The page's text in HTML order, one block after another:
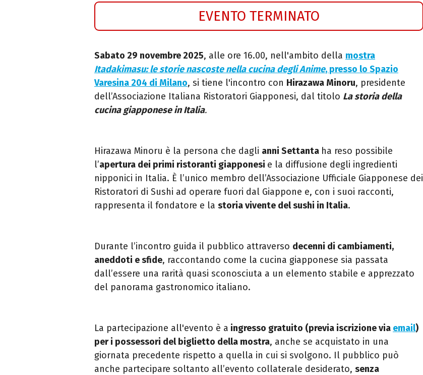
EVENTO TERMINATO
Sabato 29 novembre 2025, alle ore 16.00, nell'ambito della mostra
Itadakimasu: le storie nascoste nella cucina degli Anime, presso lo Spazio
Varesina 204 di Milano, si tiene l'incontro con Hirazawa Minoru, presidente
dell’Associazione Italiana Ristoratori Giapponesi, dal titolo La storia della
cucina giapponese in Italia.
Hirazawa Minoru è la persona che dagli anni Settanta ha reso possibile
l’apertura dei primi ristoranti giapponesi e la diffusione degli ingredienti
nipponici in Italia. È l’unico membro dell’Associazione Ufficiale Giapponese dei
Ristoratori di Sushi ad operare fuori dal Giappone e, con i suoi racconti,
rappresenta il fondatore e la storia vivente del sushi in Italia.
Durante l’incontro guida il pubblico attraverso decenni di cambiamenti,
aneddoti e sfide, raccontando come la cucina giapponese sia passata
dall’essere una rarità quasi sconosciuta a un elemento stabile e apprezzato
del panorama gastronomico italiano.
La partecipazione all'evento è a ingresso gratuito (previa iscrizione via email)
per i possessori del biglietto della mostra, anche se acquistato in una
giornata precedente rispetto a quella in cui si svolgono. Il pubblico può
anche partecipare soltanto all’evento collaterale desiderato, senza